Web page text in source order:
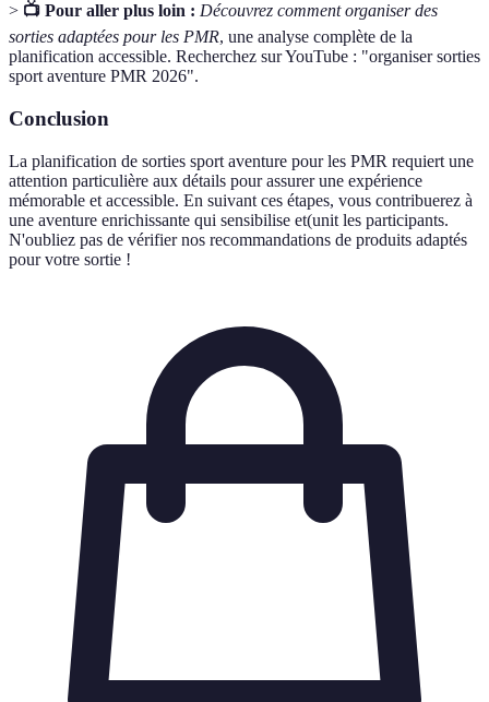
> 📺 Pour aller plus loin : Découvrez comment organiser des
sorties adaptées pour les PMR, une analyse complète de la
planification accessible. Recherchez sur YouTube : "organiser sorties
sport aventure PMR 2026".
Conclusion
La planification de sorties sport aventure pour les PMR requiert une
attention particulière aux détails pour assurer une expérience
mémorable et accessible. En suivant ces étapes, vous contribuerez à
une aventure enrichissante qui sensibilise et(unit les participants.
N'oubliez pas de vérifier nos recommandations de produits adaptés
pour votre sortie !